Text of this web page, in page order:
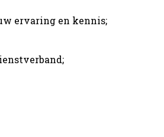
ervaring en kennis;